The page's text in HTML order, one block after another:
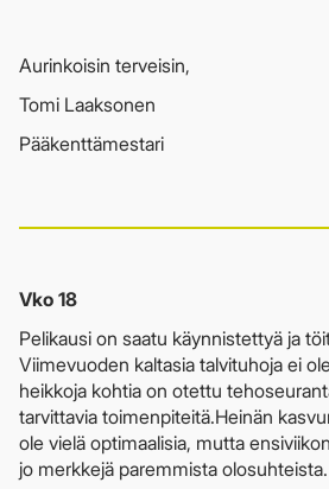
Aurinkoisin terveisin,
Tomi Laaksonen
Pääkenttämestari
Vko 18
Pelikausi on saatu käynnistettyä ja
Viimevuoden kaltasia talvituhoja ei
heikkoja kohtia on otettu
tarvittavia toimenpiteitä.Heinän
ole vielä optimaalisia, mutta
jo merkkejä paremmista olosuhteista.